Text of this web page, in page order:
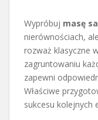
Wypróbuj masę
nierównościach,
rozważ klasyczne
zagruntowaniu
zapewni
Właściwe
sukcesu kolejnych